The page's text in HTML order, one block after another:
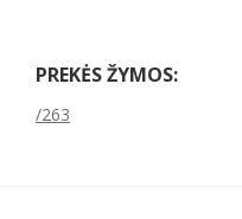
PREKĖS ŽYMOS:
/263